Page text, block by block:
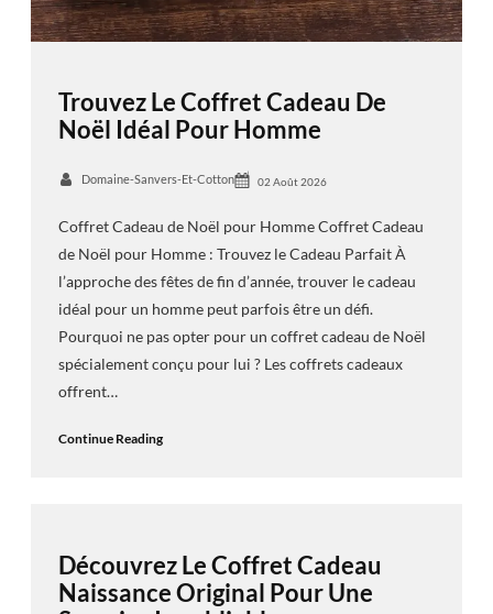
Trouvez Le Coffret Cadeau De
Noël Idéal Pour Homme
Domaine-Sanvers-Et-Cotton 02 Août 2026
Coffret Cadeau de Noël pour Homme Coffret Cadeau
de Noël pour Homme : Trouvez le Cadeau Parfait À
l’approche des fêtes de fin d’année, trouver le cadeau
idéal pour un homme peut parfois être un défi.
Pourquoi ne pas opter pour un coffret cadeau de Noël
spécialement conçu pour lui ? Les coffrets cadeaux
offrent…
Continue Reading
Découvrez Le Coffret Cadeau
Naissance Original Pour Une